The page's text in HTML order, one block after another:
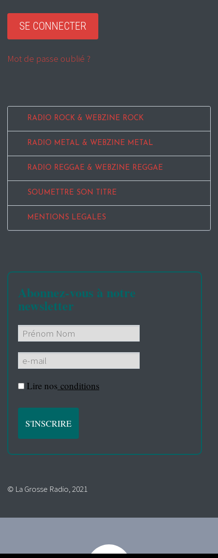
Mot de passe oublié ?
RADIO ROCK & WEBZINE ROCK
RADIO METAL & WEBZINE METAL
RADIO REGGAE & WEBZINE REGGAE
SOUMETTRE SON TITRE
MENTIONS LEGALES
Abonnez-vous à notre
newsletter
Lire nos conditions
© La Grosse Radio, 2021